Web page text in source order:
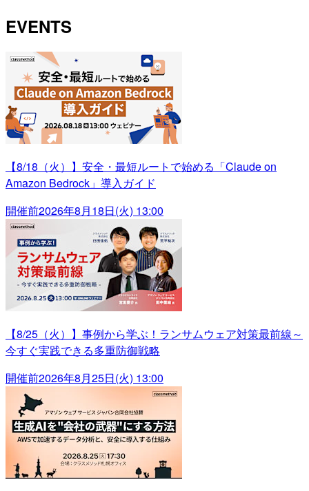
EVENTS
【8/18（火）】安全・最短ルートで始める「Claude on
Amazon Bedrock」導入ガイド
開催前2026年8月18日(火) 13:00
【8/25（火）】事例から学ぶ！ランサムウェア対策最前線～
今すぐ実践できる多重防御戦略
開催前2026年8月25日(火) 13:00